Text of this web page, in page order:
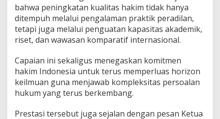
bahwa peningkatan kualitas hakim tidak hanya
ditempuh melalui pengalaman praktik peradilan,
tetapi juga melalui penguatan kapasitas akademik,
riset, dan wawasan komparatif internasional.
Capaian ini sekaligus menegaskan komitmen
hakim Indonesia untuk terus memperluas horizon
keilmuan guna menjawab kompleksitas persoalan
hukum yang terus berkembang.
Prestasi tersebut juga sejalan dengan pesan Ketua